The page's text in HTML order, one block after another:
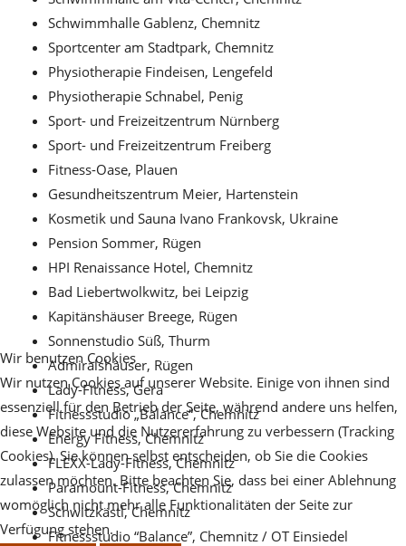
Schwimmhalle Gablenz, Chemnitz
Sportcenter am Stadtpark, Chemnitz
Physiotherapie Findeisen, Lengefeld
Physiotherapie Schnabel, Penig
Sport- und Freizeitzentrum Nürnberg
Sport- und Freizeitzentrum Freiberg
Fitness-Oase, Plauen
Gesundheitszentrum Meier, Hartenstein
Kosmetik und Sauna Ivano Frankovsk, Ukraine
Pension Sommer, Rügen
HPI Renaissance Hotel, Chemnitz
Bad Liebertwolkwitz, bei Leipzig
Kapitänshäuser Breege, Rügen
Sonnenstudio Süß, Thurm
Admiralshäuser, Rügen
Lady-Fitness, Gera
Fitnessstudio „Balance“, Chemnitz
Energy Fitness, Chemnitz
FLEXX-Lady-Fitness, Chemnitz
Paramount-Fitness, Chemnitz
Schwitzkästl, Chemnitz
Fitnessstudio “Balance”, Chemnitz / OT Einsiedel
Wir benutzen Cookies
Wir nutzen Cookies auf unserer Website. Einige von ihnen sind
essenziell für den Betrieb der Seite, während andere uns helfen,
diese Website und die Nutzererfahrung zu verbessern (Tracking
Cookies). Sie können selbst entscheiden, ob Sie die Cookies
zulassen möchten. Bitte beachten Sie, dass bei einer Ablehnung
womöglich nicht mehr alle Funktionalitäten der Seite zur
Verfügung stehen.